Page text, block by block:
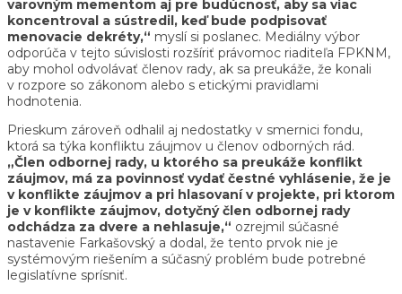
varovným mementom aj pre budúcnosť, aby sa viac
koncentroval a sústredil, keď bude podpisovať
menovacie dekréty,“ myslí si poslanec. Mediálny výbor
odporúča v tejto súvislosti rozšíriť právomoc riaditeľa FPKNM,
aby mohol odvolávať členov rady, ak sa preukáže, že konali
v rozpore so zákonom alebo s etickými pravidlami
hodnotenia.
Prieskum zároveň odhalil aj nedostatky v smernici fondu,
ktorá sa týka konfliktu záujmov u členov odborných rád.
„Člen odbornej rady, u ktorého sa preukáže konflikt
záujmov, má za povinnosť vydať čestné vyhlásenie, že je
v konflikte záujmov a pri hlasovaní v projekte, pri ktorom
je v konflikte záujmov, dotyčný člen odbornej rady
odchádza za dvere a nehlasuje,“ ozrejmil súčasné
nastavenie Farkašovský a dodal, že tento prvok nie je
systémovým riešením a súčasný problém bude potrebné
legislatívne sprísniť.